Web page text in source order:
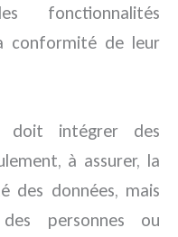
fonctionnalités
conformité de leur
intégrer des
à assurer, la
des données, mais
personnes ou